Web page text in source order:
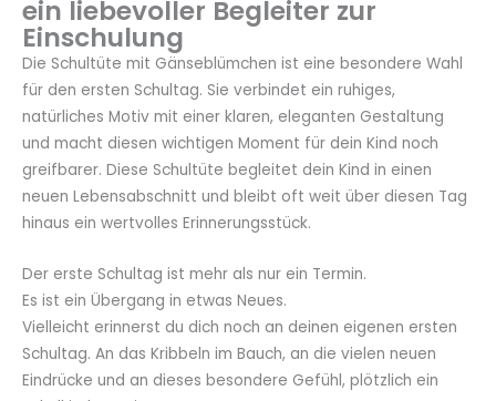
ein liebevoller Begleiter zur
Einschulung
Die Schultüte mit Gänseblümchen ist eine besondere Wahl
für den ersten Schultag. Sie verbindet ein ruhiges,
natürliches Motiv mit einer klaren, eleganten Gestaltung
und macht diesen wichtigen Moment für dein Kind noch
greifbarer. Diese Schultüte begleitet dein Kind in einen
neuen Lebensabschnitt und bleibt oft weit über diesen Tag
hinaus ein wertvolles Erinnerungsstück.
Der erste Schultag ist mehr als nur ein Termin.
Es ist ein Übergang in etwas Neues.
Vielleicht erinnerst du dich noch an deinen eigenen ersten
Schultag. An das Kribbeln im Bauch, an die vielen neuen
Eindrücke und an dieses besondere Gefühl, plötzlich ein